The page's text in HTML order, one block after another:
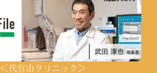
＜代官山クリニック＞